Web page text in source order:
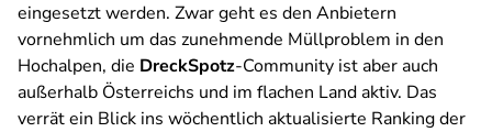
eingesetzt werden. Zwar geht es den Anbietern
vornehmlich um das zunehmende Müllproblem in den
Hochalpen, die DreckSpotz-Community ist aber auch
außerhalb Österreichs und im flachen Land aktiv. Das
verrät ein Blick ins wöchentlich aktualisierte Ranking der